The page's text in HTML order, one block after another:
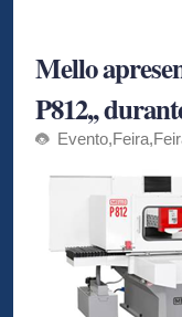
Mello
P812,,
Evento,Feira,